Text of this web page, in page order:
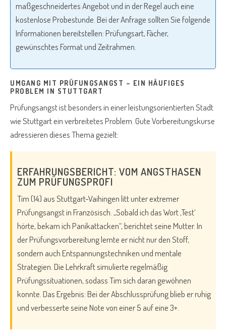
maßgeschneidertes Angebot und in der Regel auch eine
kostenlose Probestunde. Bei der Anfrage sollten Sie folgende
Informationen bereitstellen: Prüfungsart, Fächer,
gewünschtes Format und Zeitrahmen.
UMGANG MIT PRÜFUNGSANGST – EIN HÄUFIGES
PROBLEM IN STUTTGART
Prüfungsangst ist besonders in einer leistungsorientierten Stadt
wie Stuttgart ein verbreitetes Problem. Gute Vorbereitungskurse
adressieren dieses Thema gezielt:
ERFAHRUNGSBERICHT: VOM ANGSTHASEN
ZUM PRÜFUNGSPROFI
Tim (14) aus Stuttgart-Vaihingen litt unter extremer
Prüfungsangst in Französisch. „Sobald ich das Wort ‚Test‘
hörte, bekam ich Panikattacken“, berichtet seine Mutter. In
der Prüfungsvorbereitung lernte er nicht nur den Stoff,
sondern auch Entspannungstechniken und mentale
Strategien. Die Lehrkraft simulierte regelmäßig
Prüfungssituationen, sodass Tim sich daran gewöhnen
konnte. Das Ergebnis: Bei der Abschlussprüfung blieb er ruhig
und verbesserte seine Note von einer 5 auf eine 3+.